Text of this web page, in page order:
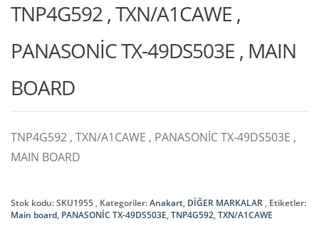
TNP4G592 , TXN/A1CAWE ,
PANASONİC TX-49DS503E , MAIN
BOARD
TNP4G592 , TXN/A1CAWE , PANASONİC TX-49DS503E ,
MAIN BOARD
Stok kodu:SKU1955 Kategoriler:Anakart, DİĞER MARKALAR Etiketler:
Main board, PANASONİC TX-49DS503E,TNP4G592,TXN/A1CAWE